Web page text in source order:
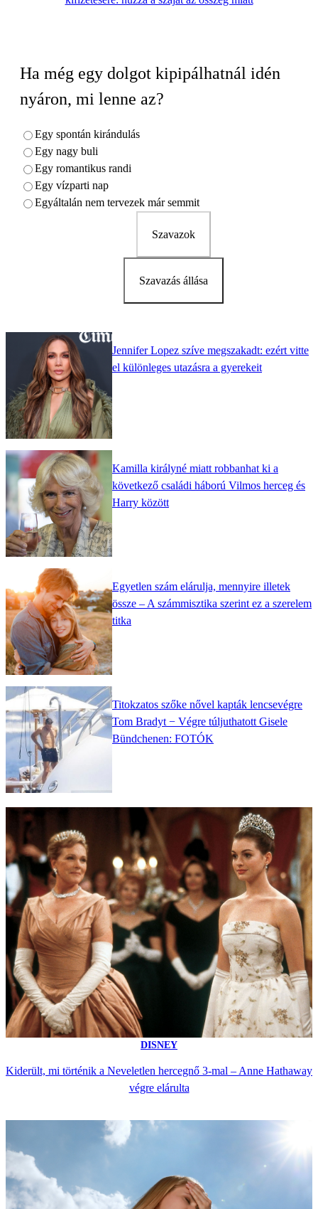
Ha még egy dolgot kipipálhatnál idén
nyáron, mi lenne az?
Egy spontán kirándulás
Egy nagy buli
Egy romantikus randi
Egy vízparti nap
Egyáltalán nem tervezek már semmit
Szavazok
Szavazás állása
Jennifer Lopez szíve megszakadt: ezért vitte
el különleges utazásra a gyerekeit
Kamilla királyné miatt robbanhat ki a
következő családi háború Vilmos herceg és
Harry között
Egyetlen szám elárulja, mennyire illetek
össze – A számmisztika szerint ez a szerelem
titka
Titokzatos szőke nővel kapták lencsevégre
Tom Bradyt − Végre túljuthatott Gisele
Bündchenen: FOTÓK
DISNEY
Kiderült, mi történik a Neveletlen hercegnő 3-mal – Anne Hathaway
végre elárulta